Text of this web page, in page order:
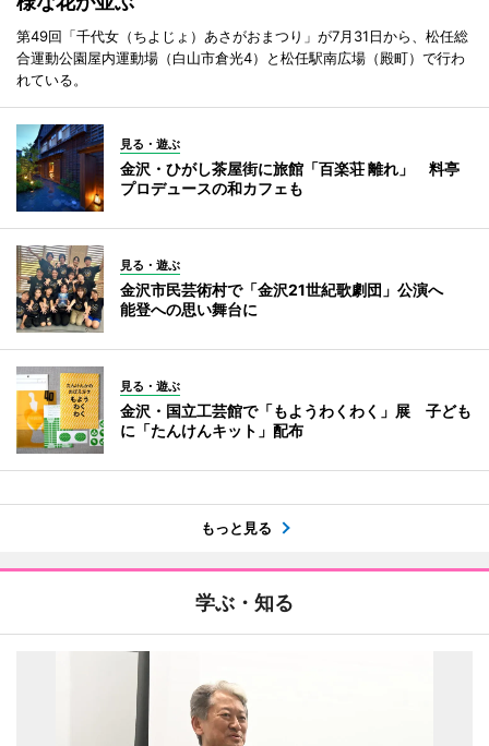
第49回「千代女（ちよじょ）あさがおまつり」が7月31日から、松任総
合運動公園屋内運動場（白山市倉光4）と松任駅南広場（殿町）で行わ
れている。
見る・遊ぶ
金沢・ひがし茶屋街に旅館「百楽荘 離れ」 料亭
プロデュースの和カフェも
見る・遊ぶ
金沢市民芸術村で「金沢21世紀歌劇団」公演へ
能登への思い舞台に
見る・遊ぶ
金沢・国立工芸館で「もようわくわく」展 子ども
に「たんけんキット」配布
もっと見る
学ぶ・知る